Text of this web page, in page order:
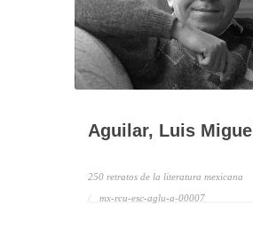
Aguilar, Luis Miguel
250 retratos de la literatura mexicana
mx-rcu-esc-aglu-a-00007